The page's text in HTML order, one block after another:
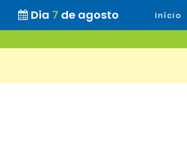
Dia 7 de agosto Início